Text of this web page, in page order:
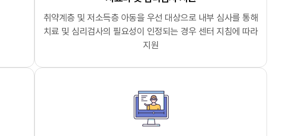
취약계층 및 저소득층 아동을 우선 대상으로 내부 심사를 통해
치료 및 심리검사의 필요성이 인정되는 경우 센터 지침에 따라
지원